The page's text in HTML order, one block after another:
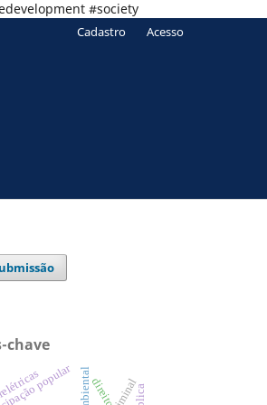
#society
Cadastro Acesso
chave
popular direito